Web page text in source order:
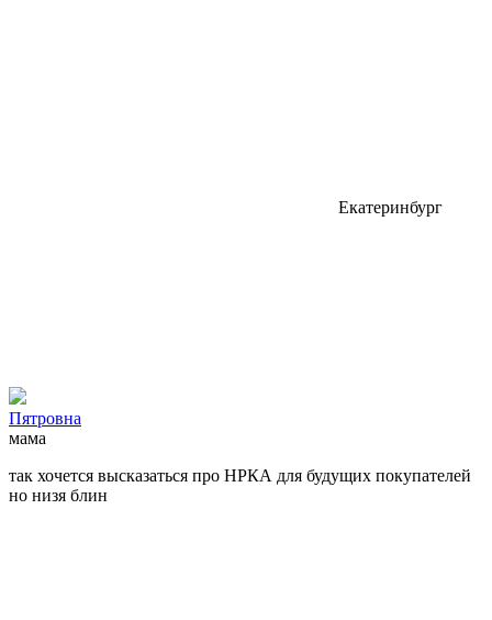
Екатеринбург
Пятровна
мама
так хочется высказаться про НРКА для будущих покупателей
но низя блин